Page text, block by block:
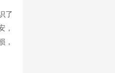
了
，
，